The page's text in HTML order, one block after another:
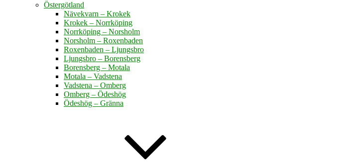
Östergötland
Nävekvarn – Krokek
Krokek – Norrköping
Norrköping – Norsholm
Norsholm – Roxenbaden
Roxenbaden – Ljungsbro
Ljungsbro – Borensberg
Borensberg – Motala
Motala – Vadstena
Vadstena – Omberg
Omberg – Ödeshög
Ödeshög – Gränna